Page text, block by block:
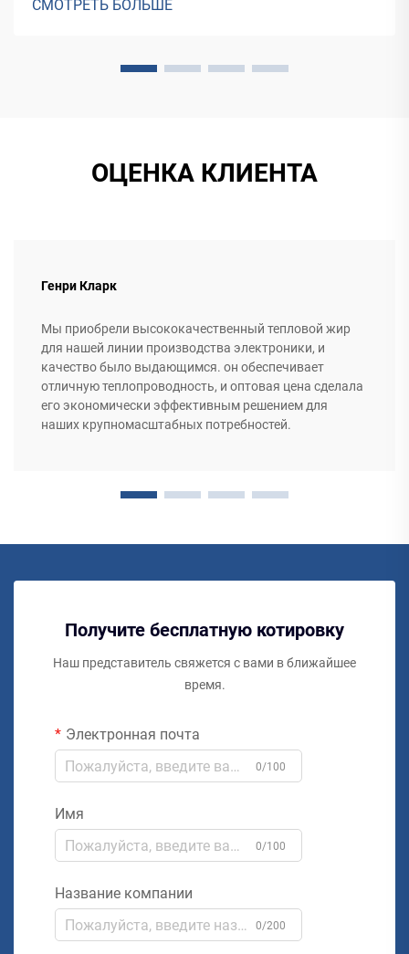
СМОТРЕТЬ БОЛЬШЕ
ОЦЕНКА КЛИЕНТА
Генри Кларк
Мы приобрели высококачественный тепловой жир
для нашей линии производства электроники, и
качество было выдающимся. он обеспечивает
отличную теплопроводность, и оптовая цена сделала
его экономически эффективным решением для
наших крупномасштабных потребностей.
Получите бесплатную котировку
Наш представитель свяжется с вами в ближайшее
время.
Электронная почта
0/100
Имя
0/100
Название компании
0/200